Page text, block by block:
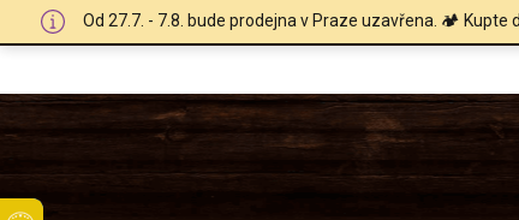
Od 27.7. - 7.8. bude prodejna v Praze uzavřena. 🏕️ Kupte